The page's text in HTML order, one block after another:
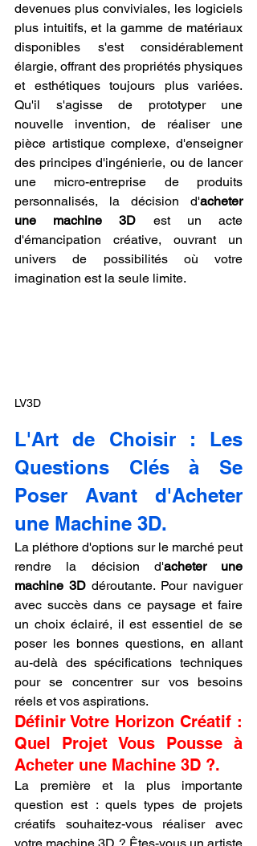
devenues plus conviviales, les logiciels
plus intuitifs, et la gamme de matériaux
disponibles s'est considérablement
élargie, offrant des propriétés physiques
et esthétiques toujours plus variées.
Qu'il s'agisse de prototyper une
nouvelle invention, de réaliser une
pièce artistique complexe, d'enseigner
des principes d'ingénierie, ou de lancer
une micro-entreprise de produits
personnalisés, la décision d'acheter
une machine 3D est un acte
d'émancipation créative, ouvrant un
univers de possibilités où votre
imagination est la seule limite.
LV3D
L'Art de Choisir : Les
Questions Clés à Se
Poser Avant d'Acheter
une Machine 3D.
La pléthore d'options sur le marché peut
rendre la décision d'acheter une
machine 3D déroutante. Pour naviguer
avec succès dans ce paysage et faire
un choix éclairé, il est essentiel de se
poser les bonnes questions, en allant
au-delà des spécifications techniques
pour se concentrer sur vos besoins
réels et vos aspirations.
Définir Votre Horizon Créatif :
Quel Projet Vous Pousse à
Acheter une Machine 3D ?.
La première et la plus importante
question est : quels types de projets
créatifs souhaitez-vous réaliser avec